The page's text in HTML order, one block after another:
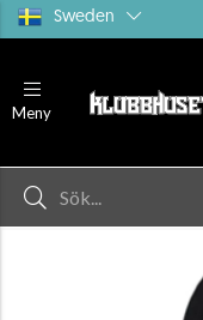
Sweden
Meny